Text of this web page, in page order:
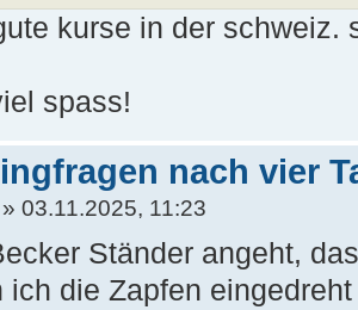
kurse in der schweiz.
spass!
nach vier
03.11.2025, 11:23
Ständer angeht,
ich die Zapfen